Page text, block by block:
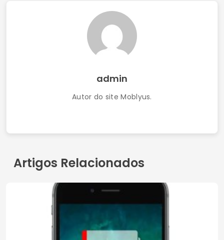
admin
Autor do site Moblyus.
Artigos Relacionados